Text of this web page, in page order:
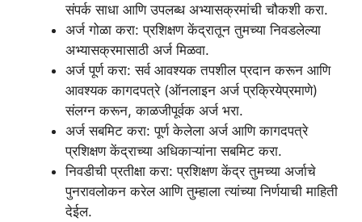
संपर्क साधा आणि उपलब्ध अभ्यासक्रमांची चौकशी करा.
अर्ज गोळा करा: प्रशिक्षण केंद्रातून तुमच्या निवडलेल्या
अभ्यासक्रमासाठी अर्ज मिळवा.
अर्ज पूर्ण करा: सर्व आवश्यक तपशील प्रदान करून आणि
आवश्यक कागदपत्रे (ऑनलाइन अर्ज प्रक्रियेप्रमाणे)
संलग्न करून, काळजीपूर्वक अर्ज भरा.
अर्ज सबमिट करा: पूर्ण केलेला अर्ज आणि कागदपत्रे
प्रशिक्षण केंद्राच्या अधिकाऱ्यांना सबमिट करा.
निवडीची प्रतीक्षा करा: प्रशिक्षण केंद्र तुमच्या अर्जाचे
पुनरावलोकन करेल आणि तुम्हाला त्यांच्या निर्णयाची माहिती
देईल.